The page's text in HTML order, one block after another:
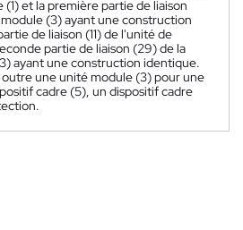
et la première partie de liaison
(3) ayant une construction
de liaison (11) de l'unité de
partie de liaison (29) de la
ayant une construction identique.
une unité module (3) pour une
cadre (5), un dispositif cadre